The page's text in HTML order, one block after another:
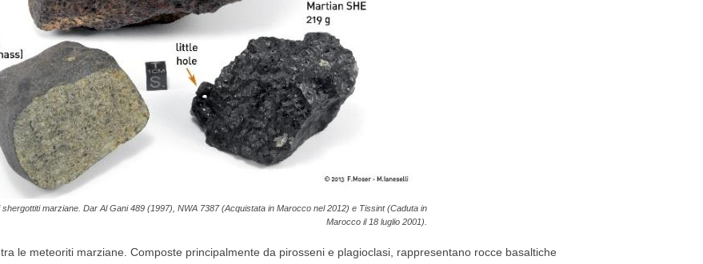
shergottiti marziane. Dar Al Gani 489 (1997), NWA 7387 (Acquistata in Marocco nel 2012) e Tissint (Caduta in
Marocco il 18 luglio 2001).
le meteoriti marziane. Composte principalmente da pirosseni e plagioclasi, rappresentano rocce basaltiche